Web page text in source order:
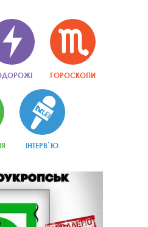
ГОРОСКОПИ
ІНТЕРВ`Ю